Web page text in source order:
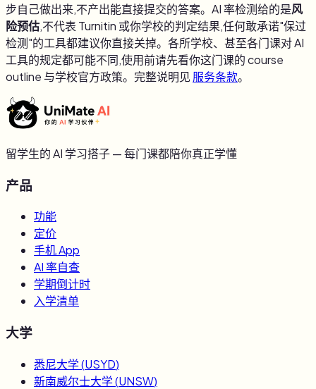
步自己做出来,不产出能直接提交的答案。AI 率检测给的是风
险预估,不代表 Turnitin 或你学校的判定结果,任何敢承诺"保过
检测"的工具都建议你直接关掉。各所学校、甚至各门课对 AI
工具的规定都可能不同,使用前请先看你这门课的 course
outline 与学校官方政策。完整说明见 服务条款。
留学生的 AI 学习搭子 — 每门课都陪你真正学懂
产品
功能
定价
手机 App
AI 率自查
学期倒计时
入学清单
大学
悉尼大学(USYD)
新南威尔士大学(UNSW)